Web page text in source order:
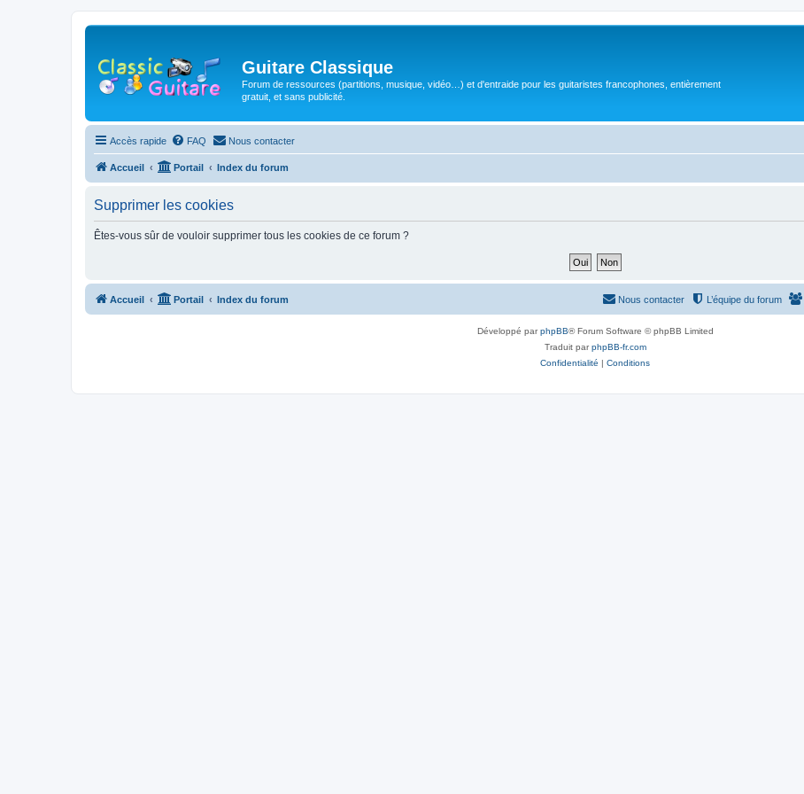
Guitare Classique
Forum de ressources (partitions, musique, vidéo…) et d'entraide pour les guitaristes francophones, entièrement
gratuit, et sans publicité.
Accès rapide FAQ Nous contacter
Accueil Portail Index du forum
Supprimer les cookies
Êtes-vous sûr de vouloir supprimer tous les cookies de ce forum ?
Accueil Portail Index du forum L’équipe du forum
Nous contacter
Développé parphpBB® Forum Software © phpBB Limited
Traduit parphpBB-fr.com
Confidentialité | Conditions